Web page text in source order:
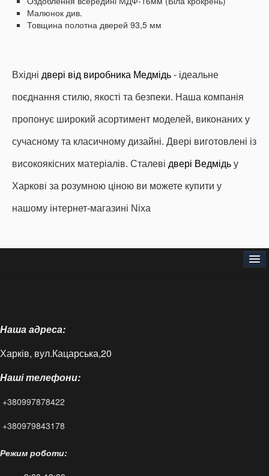
Малюнок див.
Товщина полотна дверей 93,5 мм
Вхідні двері від виробника Медмідь - ідеальне
поєднання стилю, якості та безпеки. Наша компанія
пропонує широкий асортимент моделей, виконаних у
сучасному та класичному дизайні. Двері виготовлені із
високоякісних матеріалів. Сталеві двері Ведмідь у
Харкові за розумною ціною ви можете купити у
нашому інтернет-магазині Nixa
Доставка і оплата
Контакти
Статті
FAQ
Наша адреса:
Харків, вул.Кацарська,20
Наші телефони:
+380997878422
+380979843178
Режим роботи: